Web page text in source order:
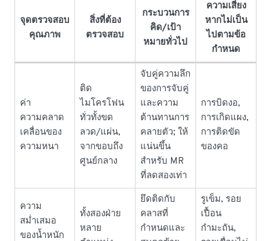
จุดตรวจสอบ
คุณภาพ
สิ่งที่ต้อง
ตรวจสอบ
กระบวนการ
คิด/เป้า
หมายทั่วไป
ความเสี่ยง
หากไม่เป็น
ไปตามข้อ
กำหนด
ค่า
ความคลาด
เคลื่อนของ
ความหนา
ติด
ไมโครโฟน
ทั่วทั้งขด
ลวด/แผ่น,
จากขอบถึง
ศูนย์กลาง
จับคู่ความลึก
ของการจับคู่
และความ
ต้านทานการ
คลายตัว; ให้
แน่นขึ้น
สำหรับ MR
ที่ลดสองเท่า
การบิดงอ,
การเกิดแผง,
การติดขัด
ของคอ
ความ
สม่ำเสมอ
ของน้ำหนัก
ทั้งสองฝ่าย
หลาย
ยึดติดกับ
คลาสที่
กำหนดและ
รูเข็ม, รอย
เปื้อน
กำมะถัน,